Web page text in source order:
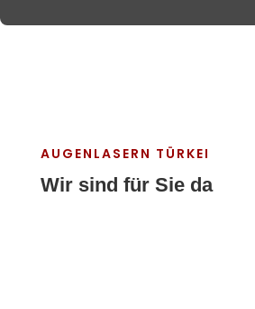
AUGENLASERN TÜRKEI
Wir sind für Sie da